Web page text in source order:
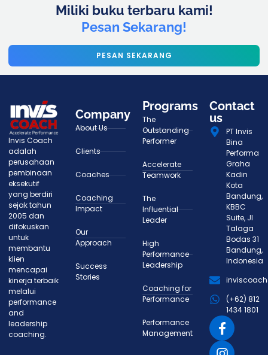
Miliki buku terbaru kami!
Pesan Sekarang!
PESAN SEKARANG
Invis Coach
adalah
perusahaan
pembinaan
eksekutif
yang berdiri
sejak tahun
2005 dan
difokuskan
untuk
membantu
klien
mencapai
kinerja terbaik
melalui
performance
and
leadership
coaching.
Company
About Us
Clients
Coaches
Coaching
Impact
Our
Approach
Success
Stories
Programs
The
Outstanding
Performer
Accelerate
Teamwork
The
Influential
Leader
High
Performance
Leadership
Coaching for
Performance
Performance
Management
Contact
us
PT Invis
Bina
Performa
Graha
Kadin
Kota
Bandung,
KBBC
Suite, Jl
Talaga
Bodas 31
Bandung,
Indonesia
(+62) 812
1434 1801